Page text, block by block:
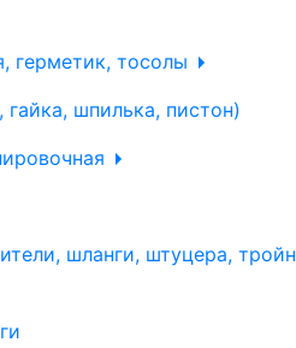
герметик, тосолы
шпилька, пистон)
шланги, штуцера,